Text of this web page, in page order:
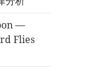
—
Flies